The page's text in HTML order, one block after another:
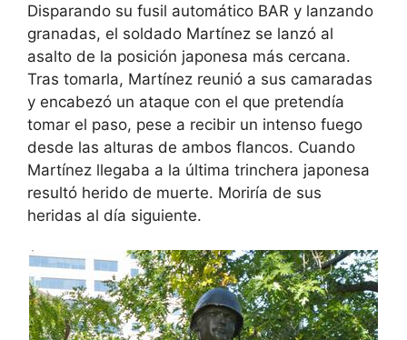
Disparando su fusil automático BAR y lanzando
granadas, el soldado Martínez se lanzó al
asalto de la posición japonesa más cercana.
Tras tomarla, Martínez reunió a sus camaradas
y encabezó un ataque con el que pretendía
tomar el paso, pese a recibir un intenso fuego
desde las alturas de ambos flancos. Cuando
Martínez llegaba a la última trinchera japonesa
resultó herido de muerte. Moriría de sus
heridas al día siguiente.